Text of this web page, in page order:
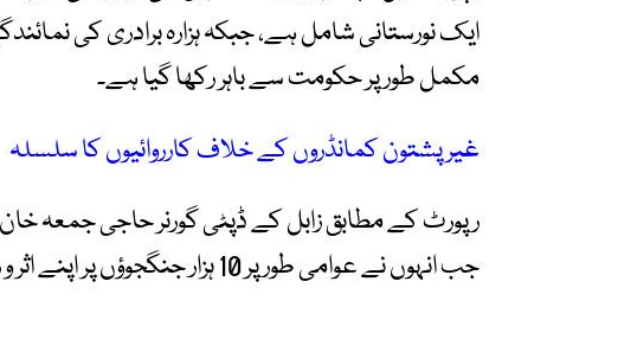
ایک نورستانی شامل ہے، جبکہ ہزارہ برادری کی
مکمل طور پر حکومت سے باہر رکھا گیا ہے۔
غیر پشتون کمانڈروں کے خلاف کارروائیوں کا سلسلہ
رپورٹ کے مطابق زابل کے ڈپٹی گورنر حاجی جمعہ
جب انہوں نے عوامی طور پر 10 ہزار جنگجوؤں پر اپنے اثر و رسوخ کا دعویٰ کیا۔